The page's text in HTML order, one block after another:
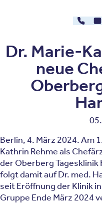
030 -
Dr. Marie-
neue
Berlin, 4. März 2024. Am
Kathrin Rehme als
der Oberberg
folgt damit auf Dr. med.
seit Eröffnung der Klinik
Gruppe Ende März 2024